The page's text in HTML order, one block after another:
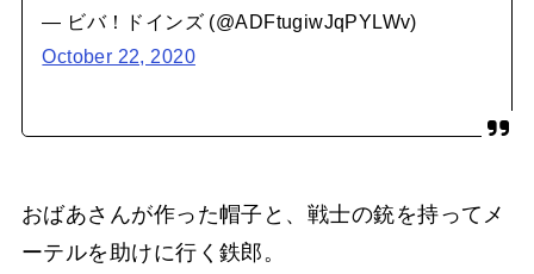
— ビバ！ドインズ (@ADFtugiwJqPYLWv)
October 22, 2020
おばあさんが作った帽子と、戦士の銃を持ってメ
ーテルを助けに行く鉄郎。